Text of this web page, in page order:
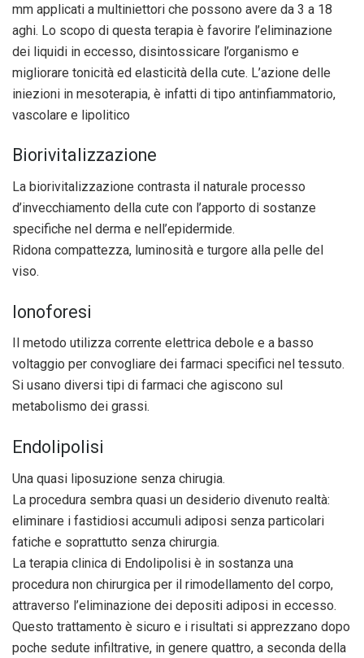
mm applicati a multiniettori che possono avere da 3 a 18
aghi. Lo scopo di questa terapia è favorire l’eliminazione
dei liquidi in eccesso, disintossicare l’organismo e
migliorare tonicità ed elasticità della cute. L’azione delle
iniezioni in mesoterapia, è infatti di tipo antinfiammatorio,
vascolare e lipolitico
Biorivitalizzazione
La biorivitalizzazione contrasta il naturale processo
d’invecchiamento della cute con l’apporto di sostanze
specifiche nel derma e nell’epidermide.
Ridona compattezza, luminosità e turgore alla pelle del
viso.
Ionoforesi
Il metodo utilizza corrente elettrica debole e a basso
voltaggio per convogliare dei farmaci specifici nel tessuto.
Si usano diversi tipi di farmaci che agiscono sul
metabolismo dei grassi.
Endolipolisi
Una quasi liposuzione senza chirugia.
La procedura sembra quasi un desiderio divenuto realtà:
eliminare i fastidiosi accumuli adiposi senza particolari
fatiche e soprattutto senza chirurgia.
La terapia clinica di Endolipolisi è in sostanza una
procedura non chirurgica per il rimodellamento del corpo,
attraverso l’eliminazione dei depositi adiposi in eccesso.
Questo trattamento è sicuro e i risultati si apprezzano dopo
poche sedute infiltrative, in genere quattro, a seconda della